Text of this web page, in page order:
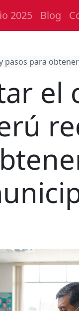
2025 Blog
para
el